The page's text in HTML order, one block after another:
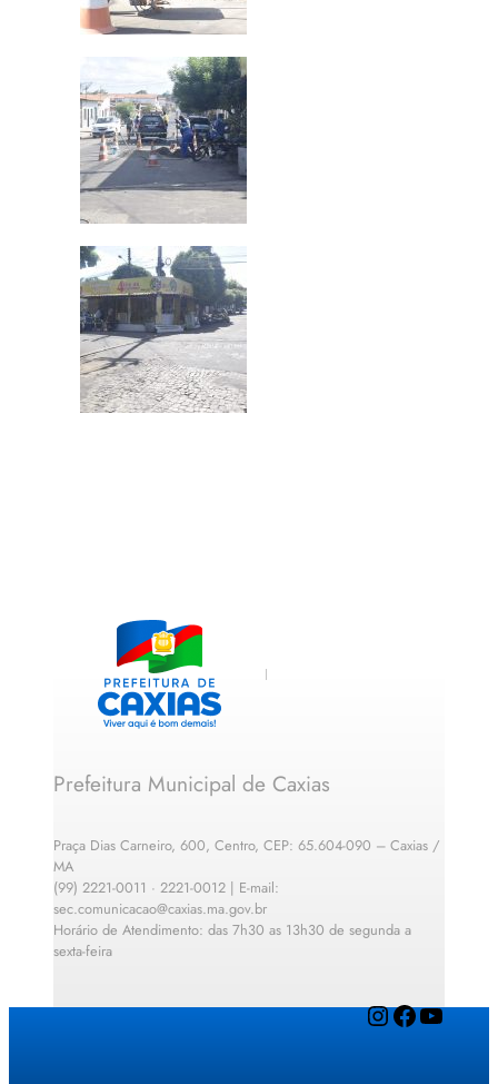
Prefeitura Municipal de Caxias
Praça Dias Carneiro, 600, Centro, CEP: 65.604-090 – Caxias /
MA
(99) 2221-0011 · 2221-0012 | E-mail:
sec.comunicacao@caxias.ma.gov.br
Horário de Atendimento: das 7h30 as 13h30 de segunda a
sexta-feira
InstagramFacebook YouTube